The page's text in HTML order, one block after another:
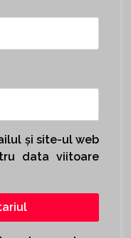
și site-ul web
data viitoare